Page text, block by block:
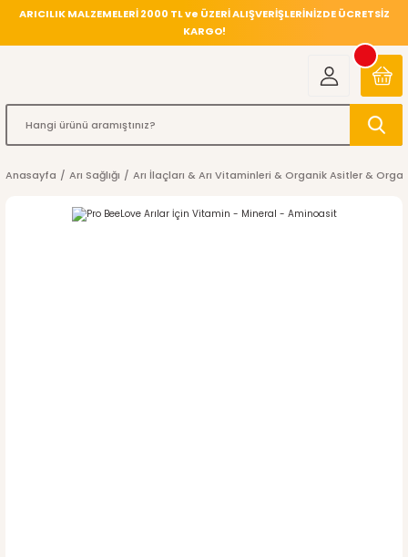
ARICILIK MALZEMELERİ 2000 TL ve ÜZERİ ALIŞVERİŞLERİNİZDE ÜCRETSİZ
KARGO!
Anasayfa Arı Sağlığı Arı İlaçları & Arı Vitaminleri & Organik Asitler &